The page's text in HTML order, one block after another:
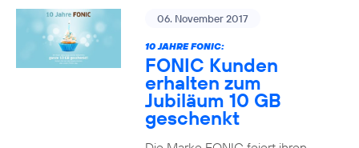
06. November 2017
10 JAHRE FONIC:
FONIC Kunden
erhalten zum
Jubiläum 10 GB
geschenkt